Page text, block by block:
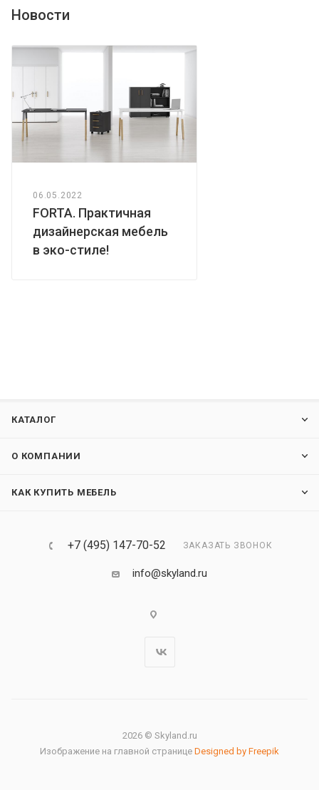
Новости
06.05.2022
FORTA. Практичная
дизайнерская мебель
в эко-стиле!
КАТАЛОГ
О КОМПАНИИ
КАК КУПИТЬ МЕБЕЛЬ
+7 (495) 147-70-52 ЗАКАЗАТЬ ЗВОНОК
info@skyland.ru
2026 © Skyland.ru
Изображение на главной странице Designed by Freepik